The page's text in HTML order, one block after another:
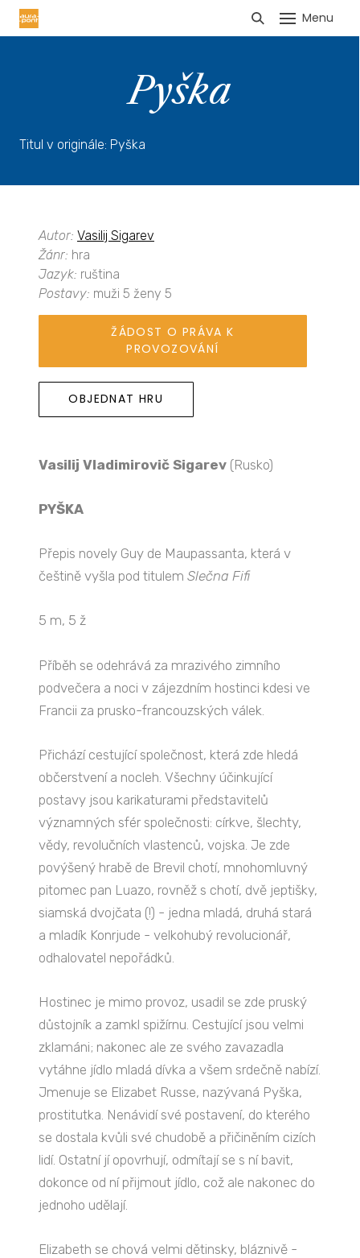
Menu
Pyška
Titul v originále: Pyška
Autor: Vasilij Sigarev
Žánr: hra
Jazyk: ruština
Postavy: muži 5 ženy 5
ŽÁDOST O PRÁVA K
PROVOZOVÁNÍ
OBJEDNAT HRU
Vasilij Vladimirovič Sigarev (Rusko)
PYŠKA
Přepis novely Guy de Maupassanta, která v
češtině vyšla pod titulem Slečna Fifi
5 m, 5 ž
Příběh se odehrává za mrazivého zimního
podvečera a noci v zájezdním hostinci kdesi ve
Francii za prusko-francouzských válek.
Přichází cestující společnost, která zde hledá
občerstvení a nocleh. Všechny účinkující
postavy jsou karikaturami představitelů
významných sfér společnosti: církve, šlechty,
vědy, revolučních vlastenců, vojska. Je zde
povýšený hrabě de Brevil chotí, mnohomluvný
pitomec pan Luazo, rovněž s chotí, dvě jeptišky,
siamská dvojčata (!) - jedna mladá, druhá stará
a mladík Konrjude - velkohubý revolucionář,
odhalovatel nepořádků.
Hostinec je mimo provoz, usadil se zde pruský
důstojník a zamkl spižírnu. Cestující jsou velmi
zklamáni; nakonec ale ze svého zavazadla
vytáhne jídlo mladá dívka a všem srdečně nabízí.
Jmenuje se Elizabet Russe, nazývaná Pyška,
prostitutka. Nenávidí své postavení, do kterého
se dostala kvůli své chudobě a přičiněním cizích
lidí. Ostatní jí opovrhují, odmítají se s ní bavit,
dokonce od ní přijmout jídlo, což ale nakonec do
jednoho udělají.
Elizabeth se chová velmi dětinsky, bláznivě -